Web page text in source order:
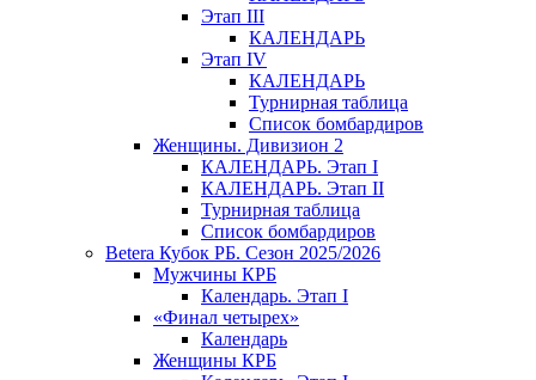
Этап III
КАЛЕНДАРЬ
Этап IV
КАЛЕНДАРЬ
Турнирная таблица
Список бомбардиров
Женщины. Дивизион 2
КАЛЕНДАРЬ. Этап I
КАЛЕНДАРЬ. Этап II
Турнирная таблица
Список бомбардиров
Betera Кубок РБ. Сезон 2025/2026
Мужчины КРБ
Календарь. Этап I
«Финал четырех»
Календарь
Женщины КРБ